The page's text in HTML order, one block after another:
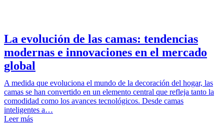
La evolución de las camas: tendencias
modernas e innovaciones en el mercado
global
A medida que evoluciona el mundo de la decoración del hogar, las
camas se han convertido en un elemento central que refleja tanto la
comodidad como los avances tecnológicos. Desde camas
inteligentes a…
Leer más